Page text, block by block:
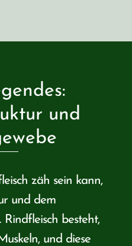
und
zäh sein kann,
und dem
Rindfleisch besteht,
und diese